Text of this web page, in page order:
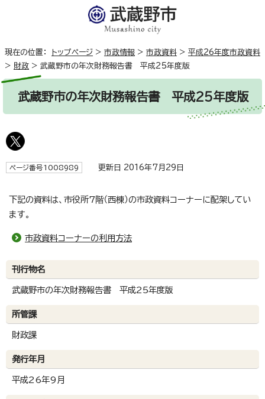
現在の位置： トップページ > 市政情報 > 市政資料 > 平成26年度市政資料
> 財政 > 武蔵野市の年次財務報告書 平成25年度版
武蔵野市の年次財務報告書 平成25年度版
ページ番号1008989 更新日 2016年7月29日
下記の資料は、市役所7階（西棟）の市政資料コーナーに配架してい
ます。
市政資料コーナーの利用方法
刊行物名
武蔵野市の年次財務報告書 平成25年度版
所管課
財政課
発行年月
平成26年9月